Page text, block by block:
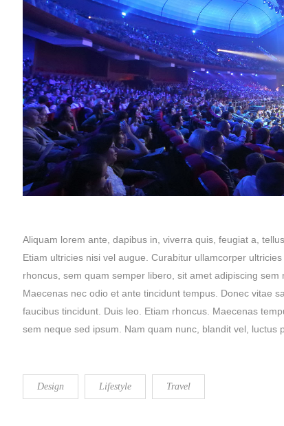
Aliquam lorem ante, dapibus in, viverra quis, feugiat a,
Etiam ultricies nisi vel augue. Curabitur ullamcorper
rhoncus, sem quam semper libero, sit amet adipiscing
Maecenas nec odio et ante tincidunt tempus. Donec vitae
faucibus tincidunt. Duis leo. Etiam rhoncus. Maecenas
sem neque sed ipsum. Nam quam nunc, blandit vel, luctus
Design Lifestyle Travel